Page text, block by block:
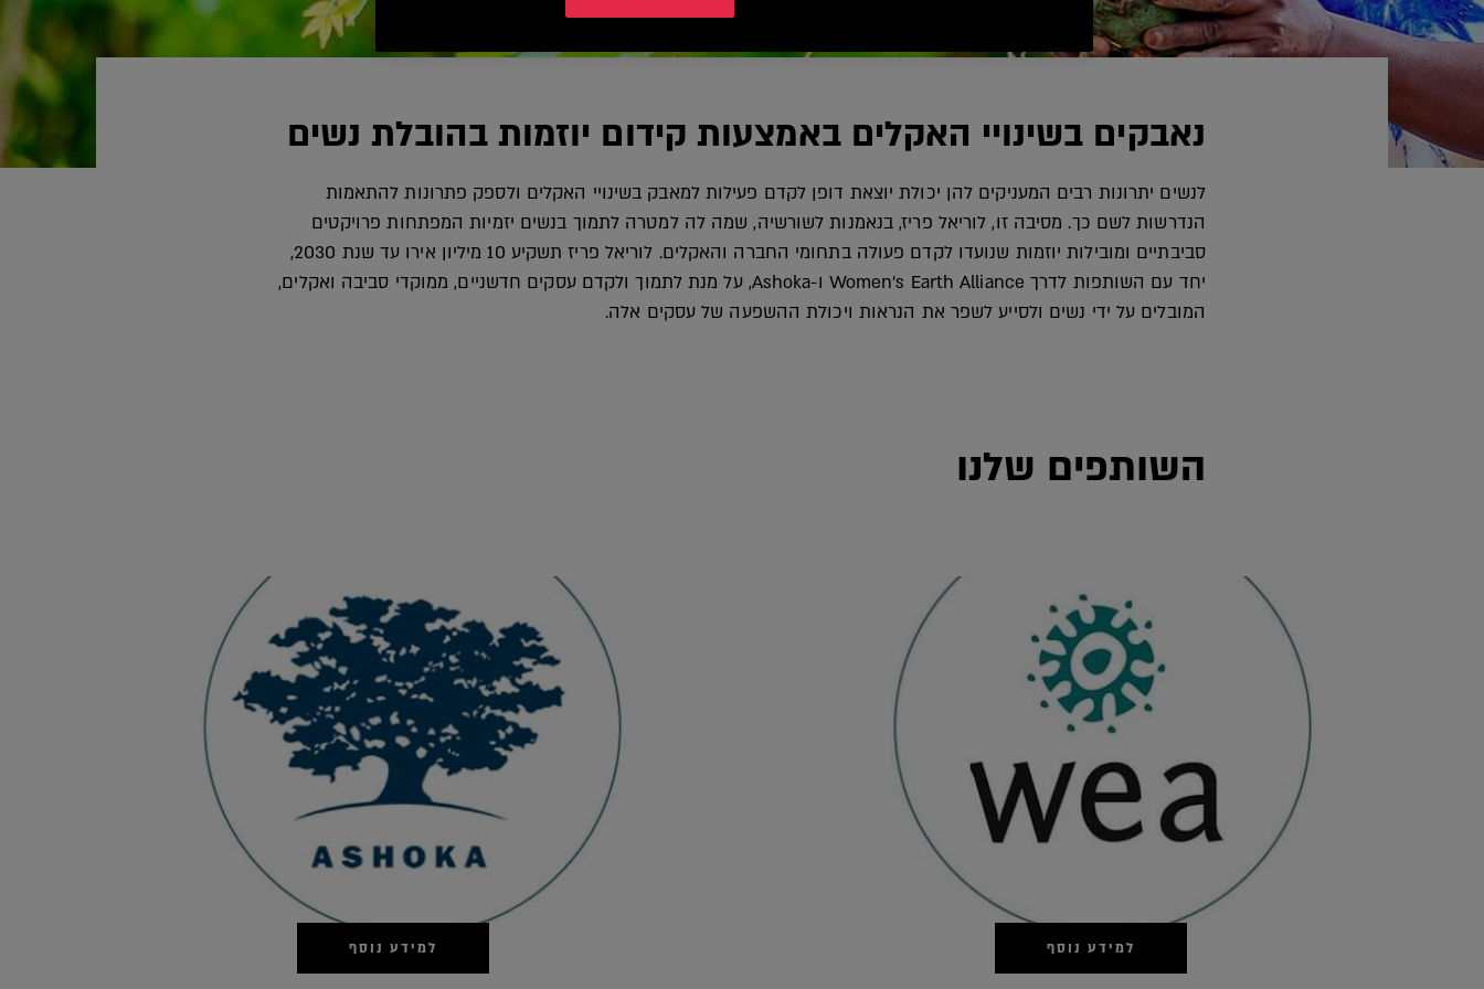
נאבקים בשינויי האקלים באמצעות קידום יוזמות בהובלת נשים
לנשים יתרונות רבים המעניקים להן יכולת יוצאת דופן לקדם פעילות למאבק בשינויי האקלים ולספק פתרונות להתאמות
הנדרשות לשם כך. מסיבה זו, לוריאל פריז, בנאמנות לשורשיה, שמה לה למטרה לתמוך בנשים יזמיות המפתחות פרויקטים
סביבתיים ומובילות יוזמות שנועדו לקדם פעולה בתחומי החברה והאקלים. לוריאל פריז תשקיע 10 מיליון אירו עד שנת 2030,
יחד עם השותפות לדרך Women's Earth Alliance ו-Ashoka, על מנת לתמוך ולקדם עסקים חדשניים, ממוקדי סביבה ואקלים,
המובלים על ידי נשים ולסייע לשפר את הנראות ויכולת ההשפעה של עסקים אלה.
השותפים שלנו
למידע נוסף למידע נוסף